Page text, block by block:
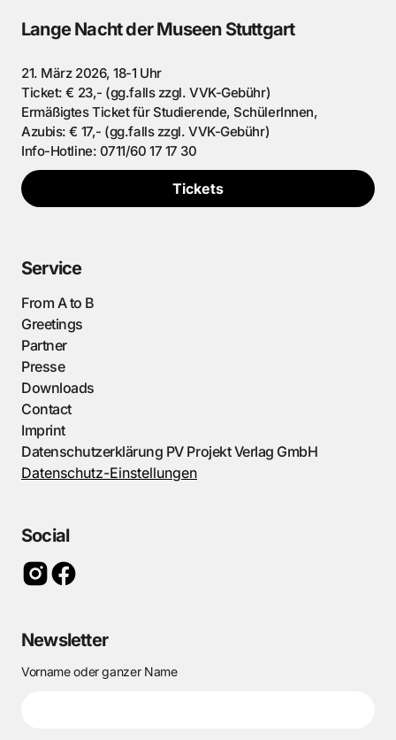
Lange Nacht der Museen Stuttgart
21. März 2026, 18-1 Uhr
Ticket: € 23,- (gg.falls zzgl. VVK-Gebühr)
Ermäßigtes Ticket für Studierende, SchülerInnen,
Azubis: € 17,- (gg.falls zzgl. VVK-Gebühr)
Info-Hotline: 0711/60 17 17 30
Tickets
Service
From A to B
Greetings
Partner
Presse
Downloads
Contact
Imprint
Datenschutzerklärung PV Projekt Verlag GmbH
Datenschutz-Einstellungen
Social
Newsletter
Vorname oder ganzer Name